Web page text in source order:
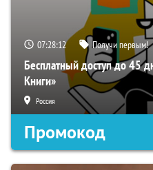
07:28:11 Получи первым!
Бесплатный доступ до 45
Книги»
Россия
Промокод